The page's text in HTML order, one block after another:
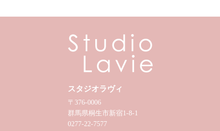
スタジオラヴィ
〒376-0006
群馬県桐生市新宿1-8-1
0277-22-7577